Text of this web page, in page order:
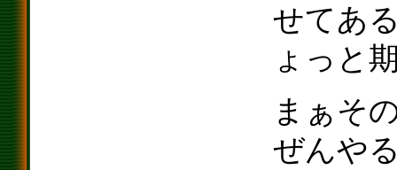
せてあ
ょっと
まぁそ
ぜんや